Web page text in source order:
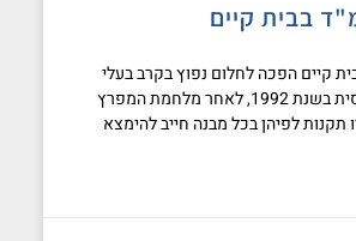
בבית קיים
קיים הפכה לחלום נפוץ בקרב בעלי
בתים ישנים יחסית בשנת 1992, לאחר מלחמת המפרץ
לפיהן בכל מבנה חייב להימצא